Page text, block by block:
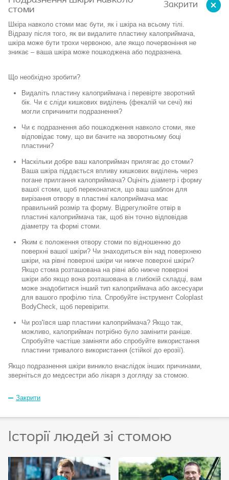
Закрити
стоми
Шкіра навколо стоми має бути, як і шкіра на всьому тілі.
Відразу після того, як ви видалите пластину калоприймача,
шкіраможе бути трохи червоною, але якщо почервоніння не
зникає – ваша шкіраможе пошкодженаабо подразнена.
Що необхідно зробити?
Видаліть пластину калоприймача і перевірте зворотний
бік. Чи є сліди кишкових виділень (фекалій чи сечі) які
могли спричинити подразнення?
Чи є подразнення або пошкодження навколо стоми, яке
відповідає тому, що ви бачите на зворотньому боці
пластини?
Наскільки добре ваш калоприймач прилягає до стоми?
Ваша шкіра піддається впливу кишкових виділень через
погане прилгання калоприймача? Оцініть діаметр і форму
вашої стоми, щоб переконатися, що ваш шаблон для
вирізання отвору в пластині калоприймача має
правильний розмір та форму. Відрегулюйте отвір в
пластині калоприймача так, щоб він точно відповідав
діаметру та формі стоми.
Яким є положення отвору стоми по відношенню до
поверхні вашої шкіри? Чи знаходиться він над поверхнею
шкіри, на рівні поверхні шкіри чи нижче поверхні шкіри?
Якщо стома розташована на рівні або нижче поверхні
шкіри або якщо вона розташована в глибокій складці, вам
може знадобитися інший тип калоприймача або аксесуари
для вашого профілю тіла. Спробуйте інструмент Coloplast
BodyCheck, щоб перевірити.
Чи роз'ївся шар пластини калоприймача? Якщо так,
можливо, калоприймач потрібно було замінити раніше.
Спробуйте частіше заміняти або спробуйте використання
пластини тривалого використання (стійкої до ерозії).
Якщо подразнення шкіри виникло внаслідок інших причинами,
зверніться до медсестри або лікаря з догляду за стомою.
Закрити
Історії людей зі стомою